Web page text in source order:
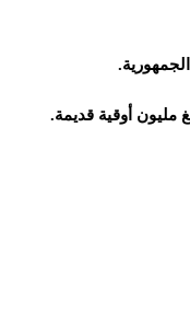
مليون أوقية قديمة.